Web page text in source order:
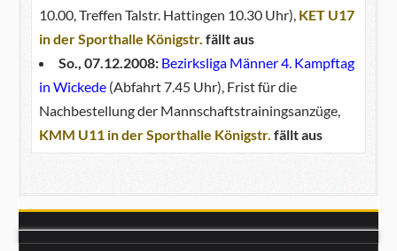
10.00, Treffen Talstr. Hattingen 10.30 Uhr), KET U17
in der Sporthalle Königstr. fällt aus
So., 07.12.2008: Bezirksliga Männer 4. Kampftag
in Wickede(Abfahrt 7.45 Uhr), Frist für die
Nachbestellung der Mannschaftstrainingsanzüge,
KMM U11 in der Sporthalle Königstr. fällt aus